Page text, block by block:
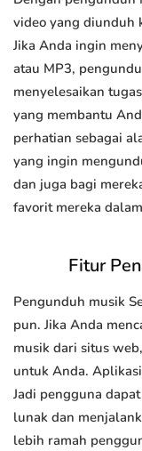
video yang diunduh
Jika Anda ingin
atau MP3,
menyelesaikan
yang membantu
perhatian sebagai
yang ingin
dan juga bagi
favorit mereka
Fitur
Pengunduh musik
pun. Jika Anda
musik dari situs
untuk Anda.
Jadi pengguna
lunak dan
lebih ramah